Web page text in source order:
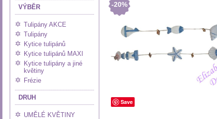
VÝBĚR
Tulipány AKCE
Tulipány
Kytice tulipánů
Kytice tulipánů MAXI
Kytice tulipány a jiné
květiny
Frézie
DRUH
UMĚLÉ KVĚTINY
-20%
Save